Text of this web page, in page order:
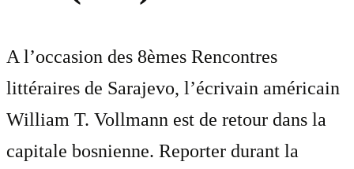
A l’occasion des 8èmes Rencontres
littéraires de Sarajevo, l’écrivain américain
William T. Vollmann est de retour dans la
capitale bosnienne. Reporter durant la